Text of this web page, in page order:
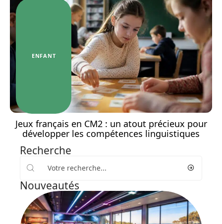
ENFANT
Jeux français en CM2 : un atout précieux pour
développer les compétences linguistiques
Recherche
Nouveautés